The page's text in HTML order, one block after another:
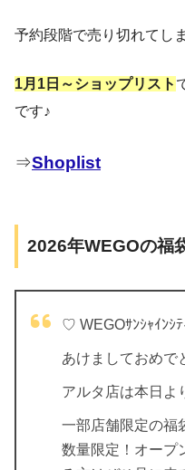
予約段階で売り切れてし
1月1日～ショップリスト
です♪
⇒Shoplist
2026年WEGOの福
♡ WEGOｻﾝｼｬｲﾝｼ
あけましておめで
アルタ店は本日よ
一部店舗限定の福
数量限定！オープ